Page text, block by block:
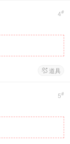
4#
 道具
5#